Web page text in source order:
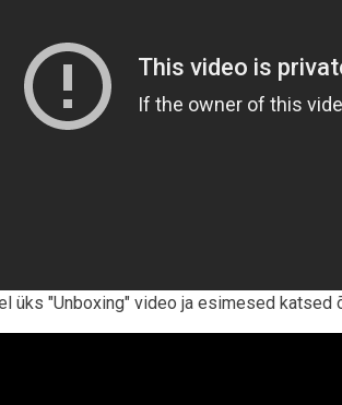
üks "Unboxing" video ja esimesed katsed